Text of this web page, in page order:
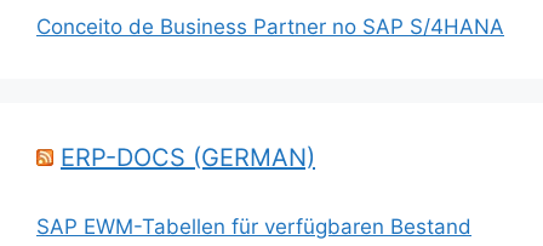
Conceito de Business Partner no SAP S/4HANA
ERP-DOCS (GERMAN)
SAP EWM-Tabellen für verfügbaren Bestand